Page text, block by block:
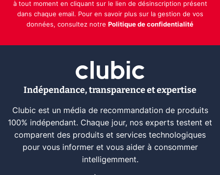
à tout moment en cliquant sur le lien de désinscription présent
dans chaque email. Pour en savoir plus sur la gestion de vos
données, consultez notre Politique de confidentialité
Indépendance, transparence et expertise
Clubic est un média de recommandation de produits
100% indépendant. Chaque jour, nos experts testent et
comparent des produits et services technologiques
pour vous informer et vous aider à consommer
intelligemment.